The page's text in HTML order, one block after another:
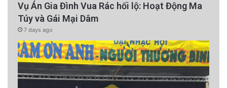
Vụ Án Gia Đình Vua Rác hối lộ: Hoạt Động Ma
Túy và Gái Mại Dâm
7 days ago